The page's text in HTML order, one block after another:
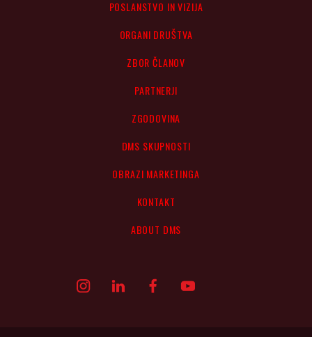
POSLANSTVO IN VIZIJA
ORGANI DRUŠTVA
ZBOR ČLANOV
PARTNERJI
ZGODOVINA
DMS SKUPNOSTI
OBRAZI MARKETINGA
KONTAKT
ABOUT DMS